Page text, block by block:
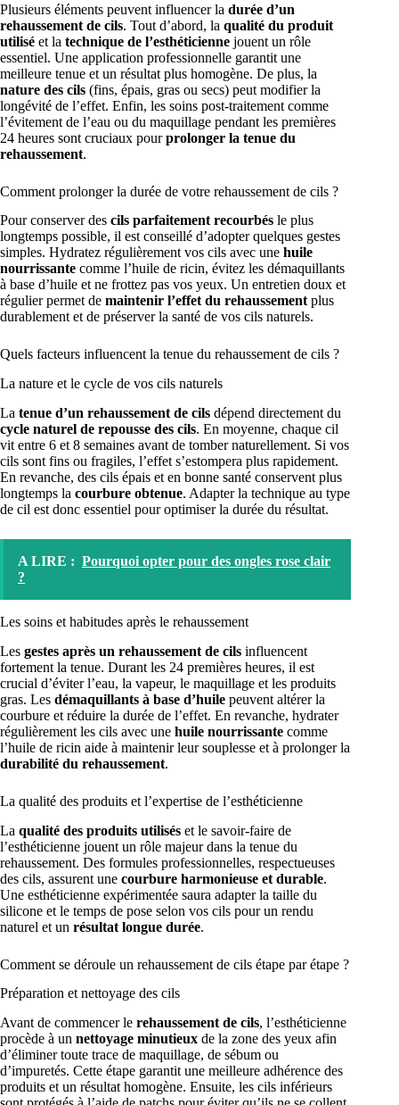
Plusieurs éléments peuvent influencer la durée d’un
rehaussement de cils. Tout d’abord, la qualité du produit
utilisé et la technique de l’esthéticienne jouent un rôle
essentiel. Une application professionnelle garantit une
meilleure tenue et un résultat plus homogène. De plus, la
nature des cils (fins, épais, gras ou secs) peut modifier la
longévité de l’effet. Enfin, les soins post-traitement comme
l’évitement de l’eau ou du maquillage pendant les premières
24 heures sont cruciaux pourprolonger la tenue du
rehaussement.
Comment prolonger la durée de votre rehaussement de cils ?
Pour conserver des cils parfaitement recourbés le plus
longtemps possible, il est conseillé d’adopter quelques gestes
simples. Hydratez régulièrement vos cils avec une huile
nourrissante comme l’huile de ricin, évitez les démaquillants
à base d’huile et ne frottez pas vos yeux. Un entretien doux et
régulier permet de maintenir l’effet du rehaussementplus
durablement et de préserver la santé de vos cils naturels.
Quels facteurs influencent la tenue du rehaussement de cils ?
La nature et le cycle de vos cils naturels
La tenue d’un rehaussement de cils dépend directement du
cycle naturel de repousse des cils. En moyenne, chaque cil
vit entre 6 et 8 semaines avant de tomber naturellement. Si vos
cils sont fins ou fragiles, l’effet s’estompera plus rapidement.
En revanche, des cils épais et en bonne santé conservent plus
longtemps la courbure obtenue. Adapter la technique au type
de cil est donc essentiel pour optimiser la durée du résultat.
A LIRE : Pourquoi opter pour des ongles rose clair
?
Les soins et habitudes après le rehaussement
Les gestes après un rehaussement de cils influencent
fortement la tenue. Durant les 24 premières heures, il est
crucial d’éviter l’eau, la vapeur, le maquillage et les produits
gras. Les démaquillants à base d’huile peuvent altérer la
courbure et réduire la durée de l’effet. En revanche, hydrater
régulièrement les cils avec une huile nourrissante comme
l’huile de ricin aide à maintenir leur souplesse et à prolonger la
durabilité du rehaussement.
La qualité des produits et l’expertise de l’esthéticienne
La qualité des produits utilisés et le savoir-faire de
l’esthéticienne jouent un rôle majeur dans la tenue du
rehaussement. Des formules professionnelles, respectueuses
des cils, assurent une courbure harmonieuse et durable.
Une esthéticienne expérimentée saura adapter la taille du
silicone et le temps de pose selon vos cils pour un rendu
naturel et un résultat longue durée.
Comment se déroule un rehaussement de cils étape par étape ?
Préparation et nettoyage des cils
Avant de commencer le rehaussement de cils, l’esthéticienne
procède à un nettoyage minutieux de la zone des yeux afin
d’éliminer toute trace de maquillage, de sébum ou
d’impuretés. Cette étape garantit une meilleure adhérence des
produits et un résultat homogène. Ensuite, les cils inférieurs